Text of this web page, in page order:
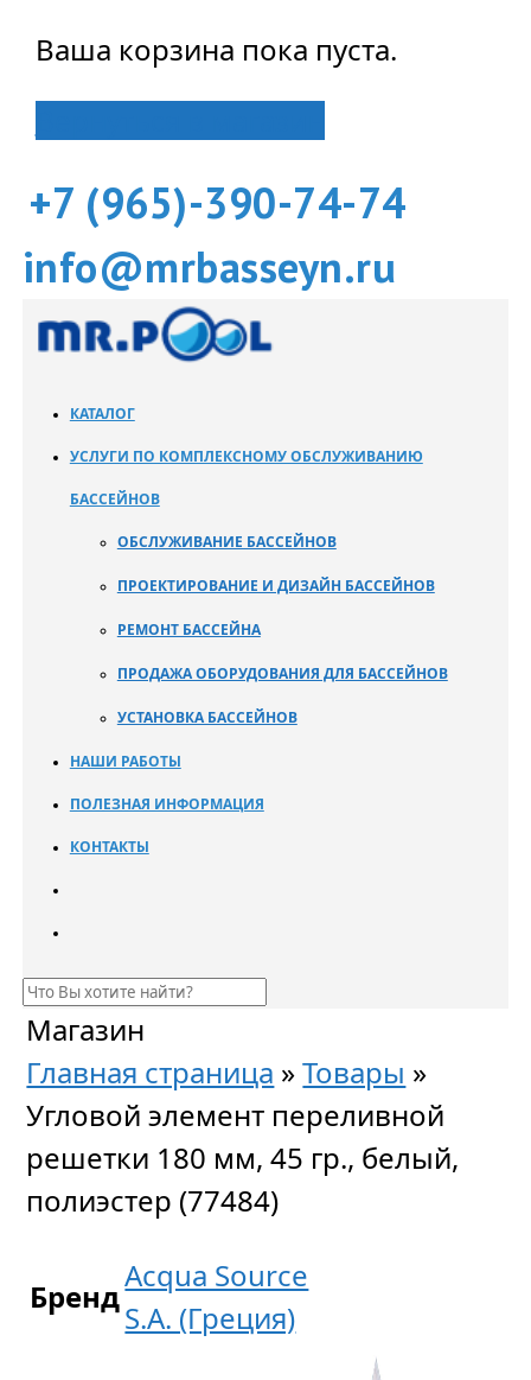
Ваша корзина пока пуста.
+7 (965)-390-74-74
info@mrbasseyn.ru
КАТАЛОГ
УСЛУГИ ПО КОМПЛЕКСНОМУ ОБСЛУЖИВАНИЮ
БАССЕЙНОВ
ОБСЛУЖИВАНИЕ БАССЕЙНОВ
ПРОЕКТИРОВАНИЕ И ДИЗАЙН БАССЕЙНОВ
РЕМОНТ БАССЕЙНА
ПРОДАЖА ОБОРУДОВАНИЯ ДЛЯ БАССЕЙНОВ
УСТАНОВКА БАССЕЙНОВ
НАШИ РАБОТЫ
ПОЛЕЗНАЯ ИНФОРМАЦИЯ
КОНТАКТЫ
Магазин
Главная страница »Товары »
Угловой элемент переливной
решетки 180 мм, 45 гр., белый,
полиэстер (77484)
Бренд
Acqua Source
S.A. (Греция)